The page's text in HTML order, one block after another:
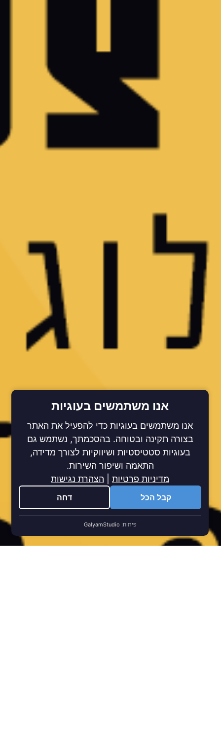
אנו משתמשים בעוגיות
אנו משתמשים בעוגיות כדי להפעיל את האתר
בצורה תקינה ובטוחה. בהסכמתך, נשתמש גם
בעוגיות סטטיסטיות ושיווקיות לצורך מדידה,
התאמה ושיפור השירות.
מדיניות פרטיות| הצהרת נגישות
קבל הכל דחה
פיתוח:GalyamStudio